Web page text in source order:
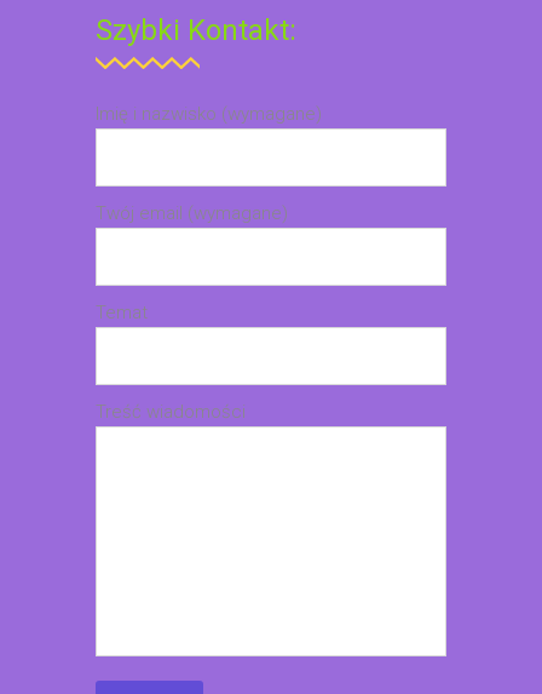
Szybki Kontakt:
Imię i nazwisko (wymagane)
Twój email (wymagane)
Temat
Treść wiadomości